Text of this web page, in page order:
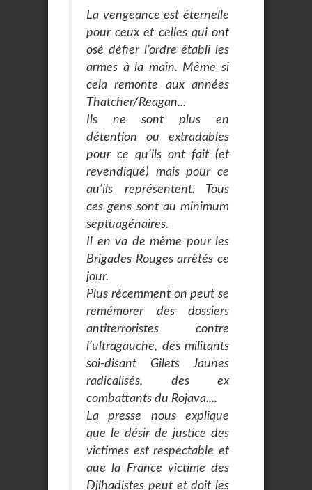
La vengeance est éternelle
pour ceux et celles qui ont
osé défier l’ordre établi les
armes à la main. Même si
cela remonte aux années
Thatcher/Reagan...
Ils ne sont plus en
détention ou extradables
pour ce qu’ils ont fait (et
revendiqué) mais pour ce
qu’ils représentent. Tous
ces gens sont au minimum
septuagénaires.
Il en va de même pour les
Brigades Rouges arrêtés ce
jour.
Plus récemment on peut se
remémorer des dossiers
antiterroristes contre
l’ultragauche, des militants
soi-disant Gilets Jaunes
radicalisés, des ex
combattants du Rojava....
La presse nous explique
que le désir de justice des
victimes est respectable et
que la France victime des
Djihadistes peut et doit les